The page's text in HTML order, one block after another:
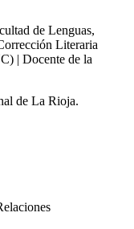
de Lenguas,
Literaria
| Docente de la
de La Rioja.